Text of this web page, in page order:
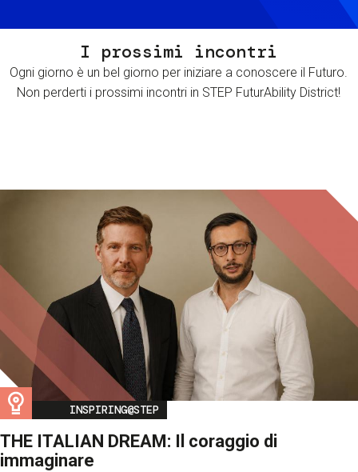
I prossimi incontri
Ogni giorno è un bel giorno per iniziare a conoscere il Futuro.
Non perderti i prossimi incontri in STEP FuturAbility District!
Image
INSPIRING@STEP
THE ITALIAN DREAM: Il coraggio di
immaginare